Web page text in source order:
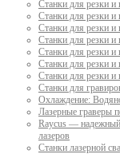
Станки для резки и
Станки для резки и
Станки для резки и
Станки для резки и
Станки для резки и
Станки для резки и
Станки для резки и
Станки для
Охлаждение:
Лазерные граверы
Raycus —
лазеров
Cтанки лазерной